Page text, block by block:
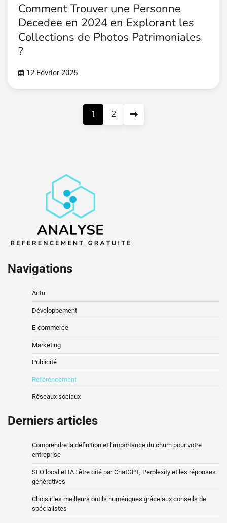
Comment Trouver une Personne
Decedee en 2024 en Explorant les
Collections de Photos Patrimoniales
?
12 Février 2025
1 2
Navigations
Actu
Développement
E-commerce
Marketing
Publicité
Référencement
Réseaux sociaux
Derniers articles
Comprendre la définition et l’importance du churn pour votre
entreprise
SEO local et IA : être cité par ChatGPT, Perplexity et les réponses
génératives
Choisir les meilleurs outils numériques grâce aux conseils de
spécialistes